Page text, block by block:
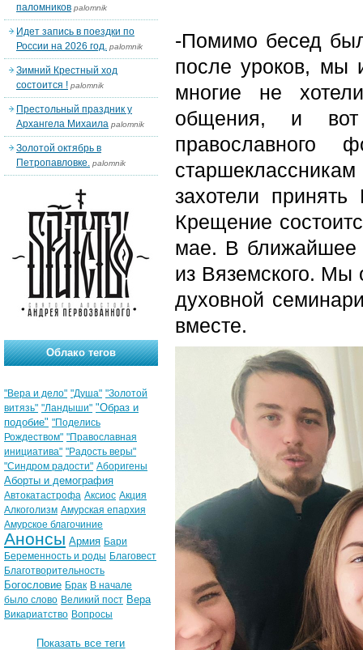
-Помимо бесед
после уроков, мы
многие не
общения, и
православного
захотели
Крещение
мае. В ближайшее
из Вяземского. Мы
духовной
вместе.
паломников palomnik
Идет запись в поездки по
России на 2026 год. palomnik
Зимний Крестный ход
состоится ! palomnik
Престольный праздник у
Архангела Михаила palomnik
Золотой октябрь в
Петропавловке. palomnik
Облако тегов
"Вера и дело" "Душа" "Золотой
витязь" "Ландыши" "Образ и
подобие" "Поделись
Рождеством" "Православная
инициатива" "Радость веры"
"Синдром радости" Аборигены
Аборты и демография
Автокатастрофа Аксиос Акция
Алкоголизм Амурская епархия
Амурское благочиние
Анонсы Армия Бари
Беременность и роды Благовест
Благотворительность
Богословие Брак В начале
было слово Великий пост Вера
Викариатство Вопросы
Показать все теги